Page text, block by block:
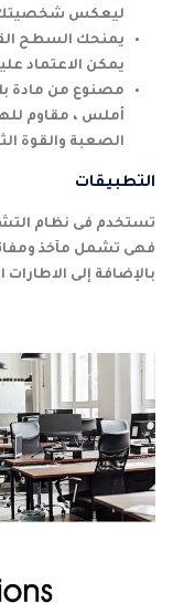
ليعكس
يمنحك السطح
يمكن الاعتماد
مصنوع من مادة
أملس ، مقاوم
الصعبة والقوة
التطبيقات
تستخدم فى نظام
فهى تشمل مآخذ
بالإضافة إلى الاطارات